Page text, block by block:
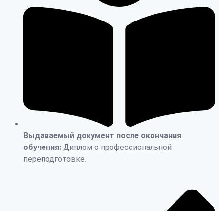
Выдаваемый документ после окончания
обучения: Диплом о профессиональной
переподготовке.